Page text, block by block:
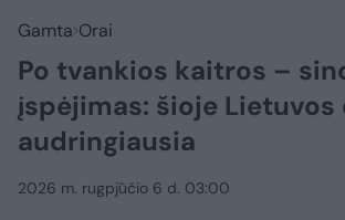
Gamta Orai
Po tvankios kaitros –
įspėjimas: šioje Lietuvos
audringiausia
2026 m. rugpjūčio 6 d. 03:00